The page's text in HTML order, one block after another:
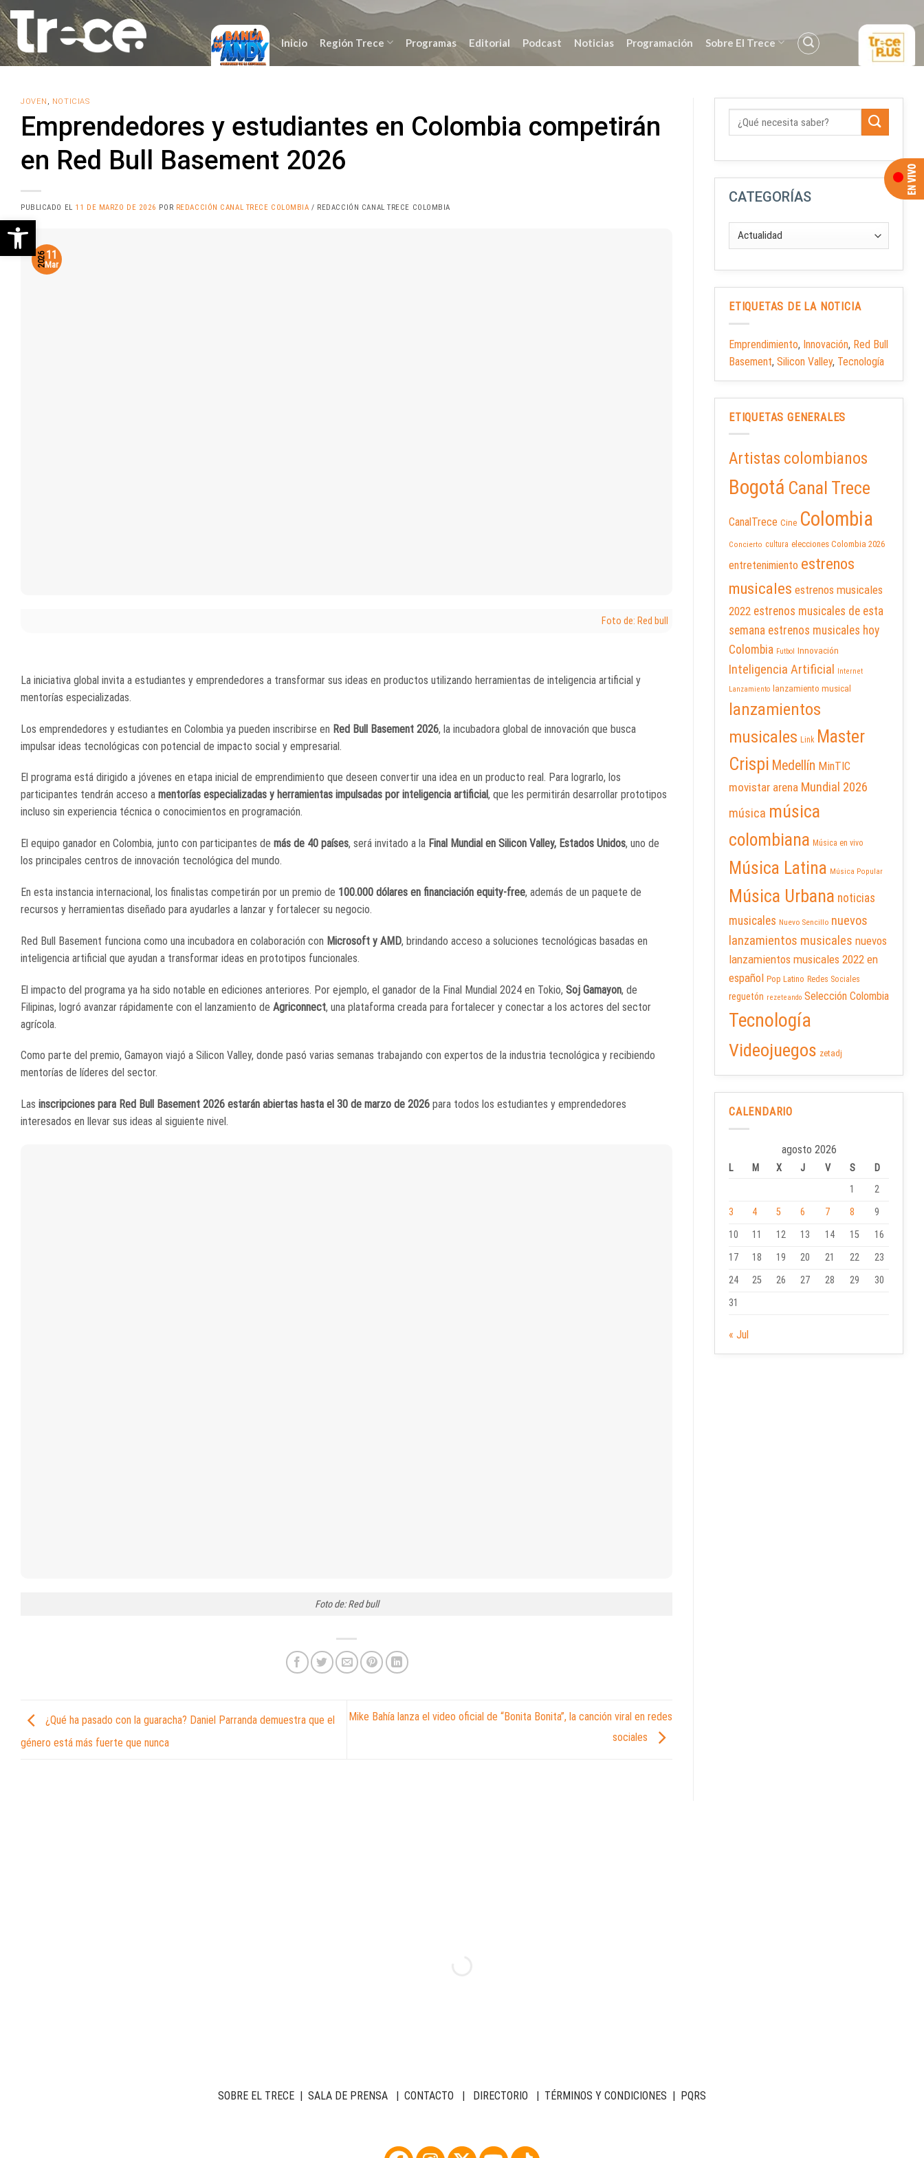
Saltar
al
contenido
Inicio Región Trece Programas Editorial Podcast Noticias Programación Sobre El Trece
JOVEN , NOTICIAS
Emprendedores y estudiantes en Colombia competirán
en Red Bull Basement 2026
PUBLICADO EL 11 DE MARZO DE 2026 POR REDACCIÓN CANAL TRECE COLOMBIA / REDACCIÓN CANAL TRECE COLOMBIA
Foto de: Red bull
11
Mar
2026
La iniciativa global invita a estudiantes y emprendedores a transformar sus ideas en productos utilizando herramientas de inteligencia artificial y
mentorías especializadas.
Los emprendedores y estudiantes en Colombia ya pueden inscribirse en Red Bull Basement 2026, la incubadora global de innovación que busca
impulsar ideas tecnológicas con potencial de impacto social y empresarial.
El programa está dirigido a jóvenes en etapa inicial de emprendimiento que deseen convertir una idea en un producto real. Para lograrlo, los
participantes tendrán acceso a mentorías especializadas y herramientas impulsadas por inteligencia artificial, que les permitirán desarrollar prototipos
incluso sin experiencia técnica o conocimientos en programación.
El equipo ganador en Colombia, junto con participantes de más de 40 países, será invitado a la Final Mundial en Silicon Valley, Estados Unidos, uno de
los principales centros de innovación tecnológica del mundo.
En esta instancia internacional, los finalistas competirán por un premio de 100.000 dólares en financiación equity-free, además de un paquete de
recursos y herramientas diseñado para ayudarles a lanzar y fortalecer su negocio.
Red Bull Basement funciona como una incubadora en colaboración con Microsoft y AMD, brindando acceso a soluciones tecnológicas basadas en
inteligencia artificial que ayudan a transformar ideas en prototipos funcionales.
El impacto del programa ya ha sido notable en ediciones anteriores. Por ejemplo, el ganador de la Final Mundial 2024 en Tokio, Soj Gamayon, de
Filipinas, logró avanzar rápidamente con el lanzamiento de Agriconnect, una plataforma creada para fortalecer y conectar a los actores del sector
agrícola.
Como parte del premio, Gamayon viajó a Silicon Valley, donde pasó varias semanas trabajando con expertos de la industria tecnológica y recibiendo
mentorías de líderes del sector.
Las inscripciones para Red Bull Basement 2026 estarán abiertas hasta el 30 de marzo de 2026 para todos los estudiantes y emprendedores
interesados en llevar sus ideas al siguiente nivel.
Foto de: Red bull
¿Qué ha pasado con la guaracha? Daniel Parranda demuestra que el
género está más fuerte que nunca
Mike Bahía lanza el video oficial de “Bonita Bonita”, la canción viral en redes
sociales
CATEGORÍAS
ETIQUETAS DE LA NOTICIA
Emprendimiento, Innovación, Red Bull
Basement, Silicon Valley, Tecnología
ETIQUETAS GENERALES
Artistas colombianos
Bogotá Canal Trece
CanalTrece Cine Colombia
Concierto cultura elecciones Colombia 2026
entretenimiento estrenos
musicales estrenos musicales
2022 estrenos musicales de esta
semana estrenos musicales hoy
Colombia Futbol Innovación
Inteligencia Artificial
Internet
Lanzamiento
lanzamiento musical
lanzamientos
musicales Link Master
Crispi Medellín MinTIC
movistar arena Mundial 2026
música música
colombiana Música en vivo
Música Latina Música Popular
Música Urbana noticias
musicales Nuevo Sencillo nuevos
lanzamientos musicales nuevos
lanzamientos musicales 2022 en
español Pop Latino Redes Sociales
reguetón rezeteando Selección Colombia
Tecnología
Videojuegos zetadj
CALENDARIO
agosto 2026
L M X J V S
D
1
2
3
4 5 6 7 8
9
10
11 12 13 14 15
16
17
18 19 20 21 22
23
24
25 26 27 28 29
30
31
« Jul
SOBRE EL TRECE | SALA DE PRENSA | CONTACTO | DIRECTORIO | TÉRMINOS Y CONDICIONES | PQRS
Abrir barra de herramientas